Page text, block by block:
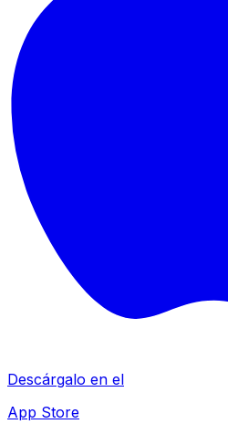
Descárgalo en el
App Store